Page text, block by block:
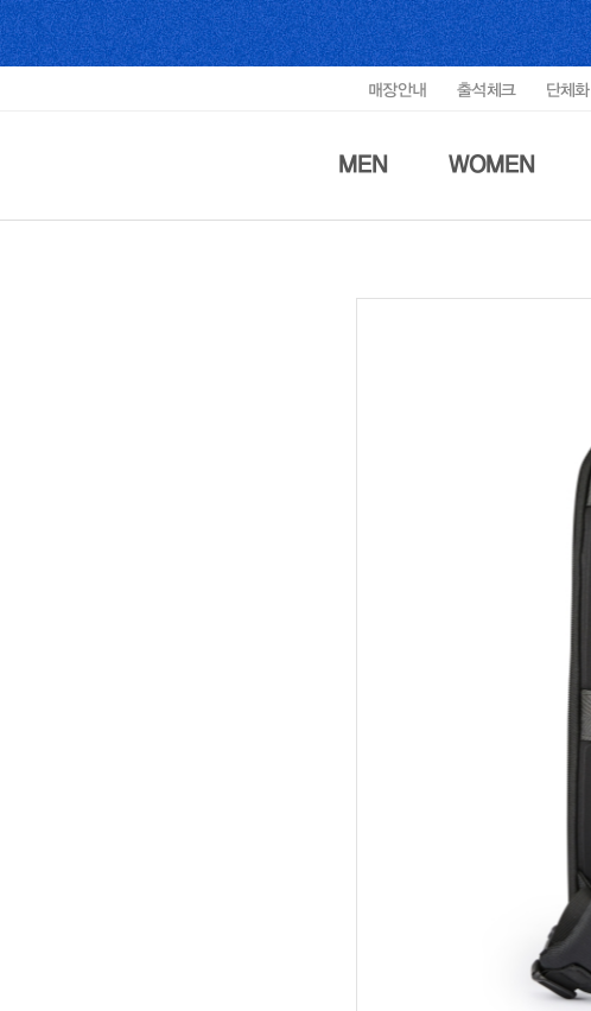
매장안내 출석체크 단체화
MEN WOMEN